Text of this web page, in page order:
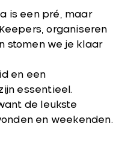
is een pré, maar
organiseren
stomen we je klaar
en een
essentieel.
de leukste
en weekenden.